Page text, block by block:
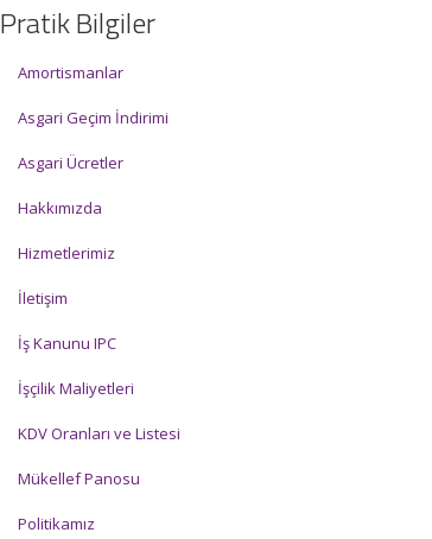
Pratik Bilgiler
Amortismanlar
Asgari Geçim İndirimi
Asgari Ücretler
Hakkımızda
Hizmetlerimiz
İletişim
İş Kanunu IPC
İşçilik Maliyetleri
KDV Oranları ve Listesi
Mükellef Panosu
Politikamız